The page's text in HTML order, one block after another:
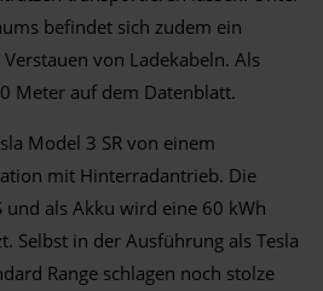
befindet sich zudem ein
von Ladekabeln. Als
Meter auf dem Datenblatt.
Model 3 SR von einem
mit Hinterradantrieb. Die
und als Akku wird eine 60 kWh
Selbst in der Ausführung als Tesla
Range schlagen noch stolze